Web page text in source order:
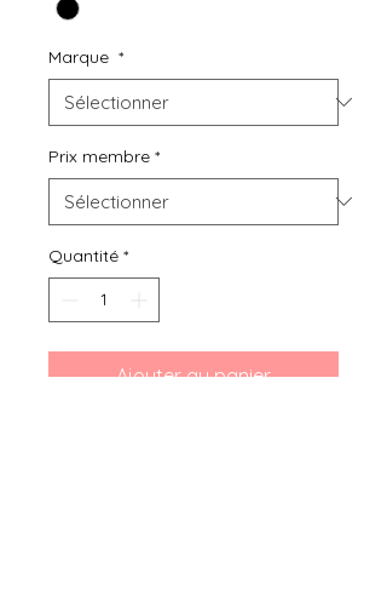
Marque *
Prix membre *
Quantité *
Ajouter au panier